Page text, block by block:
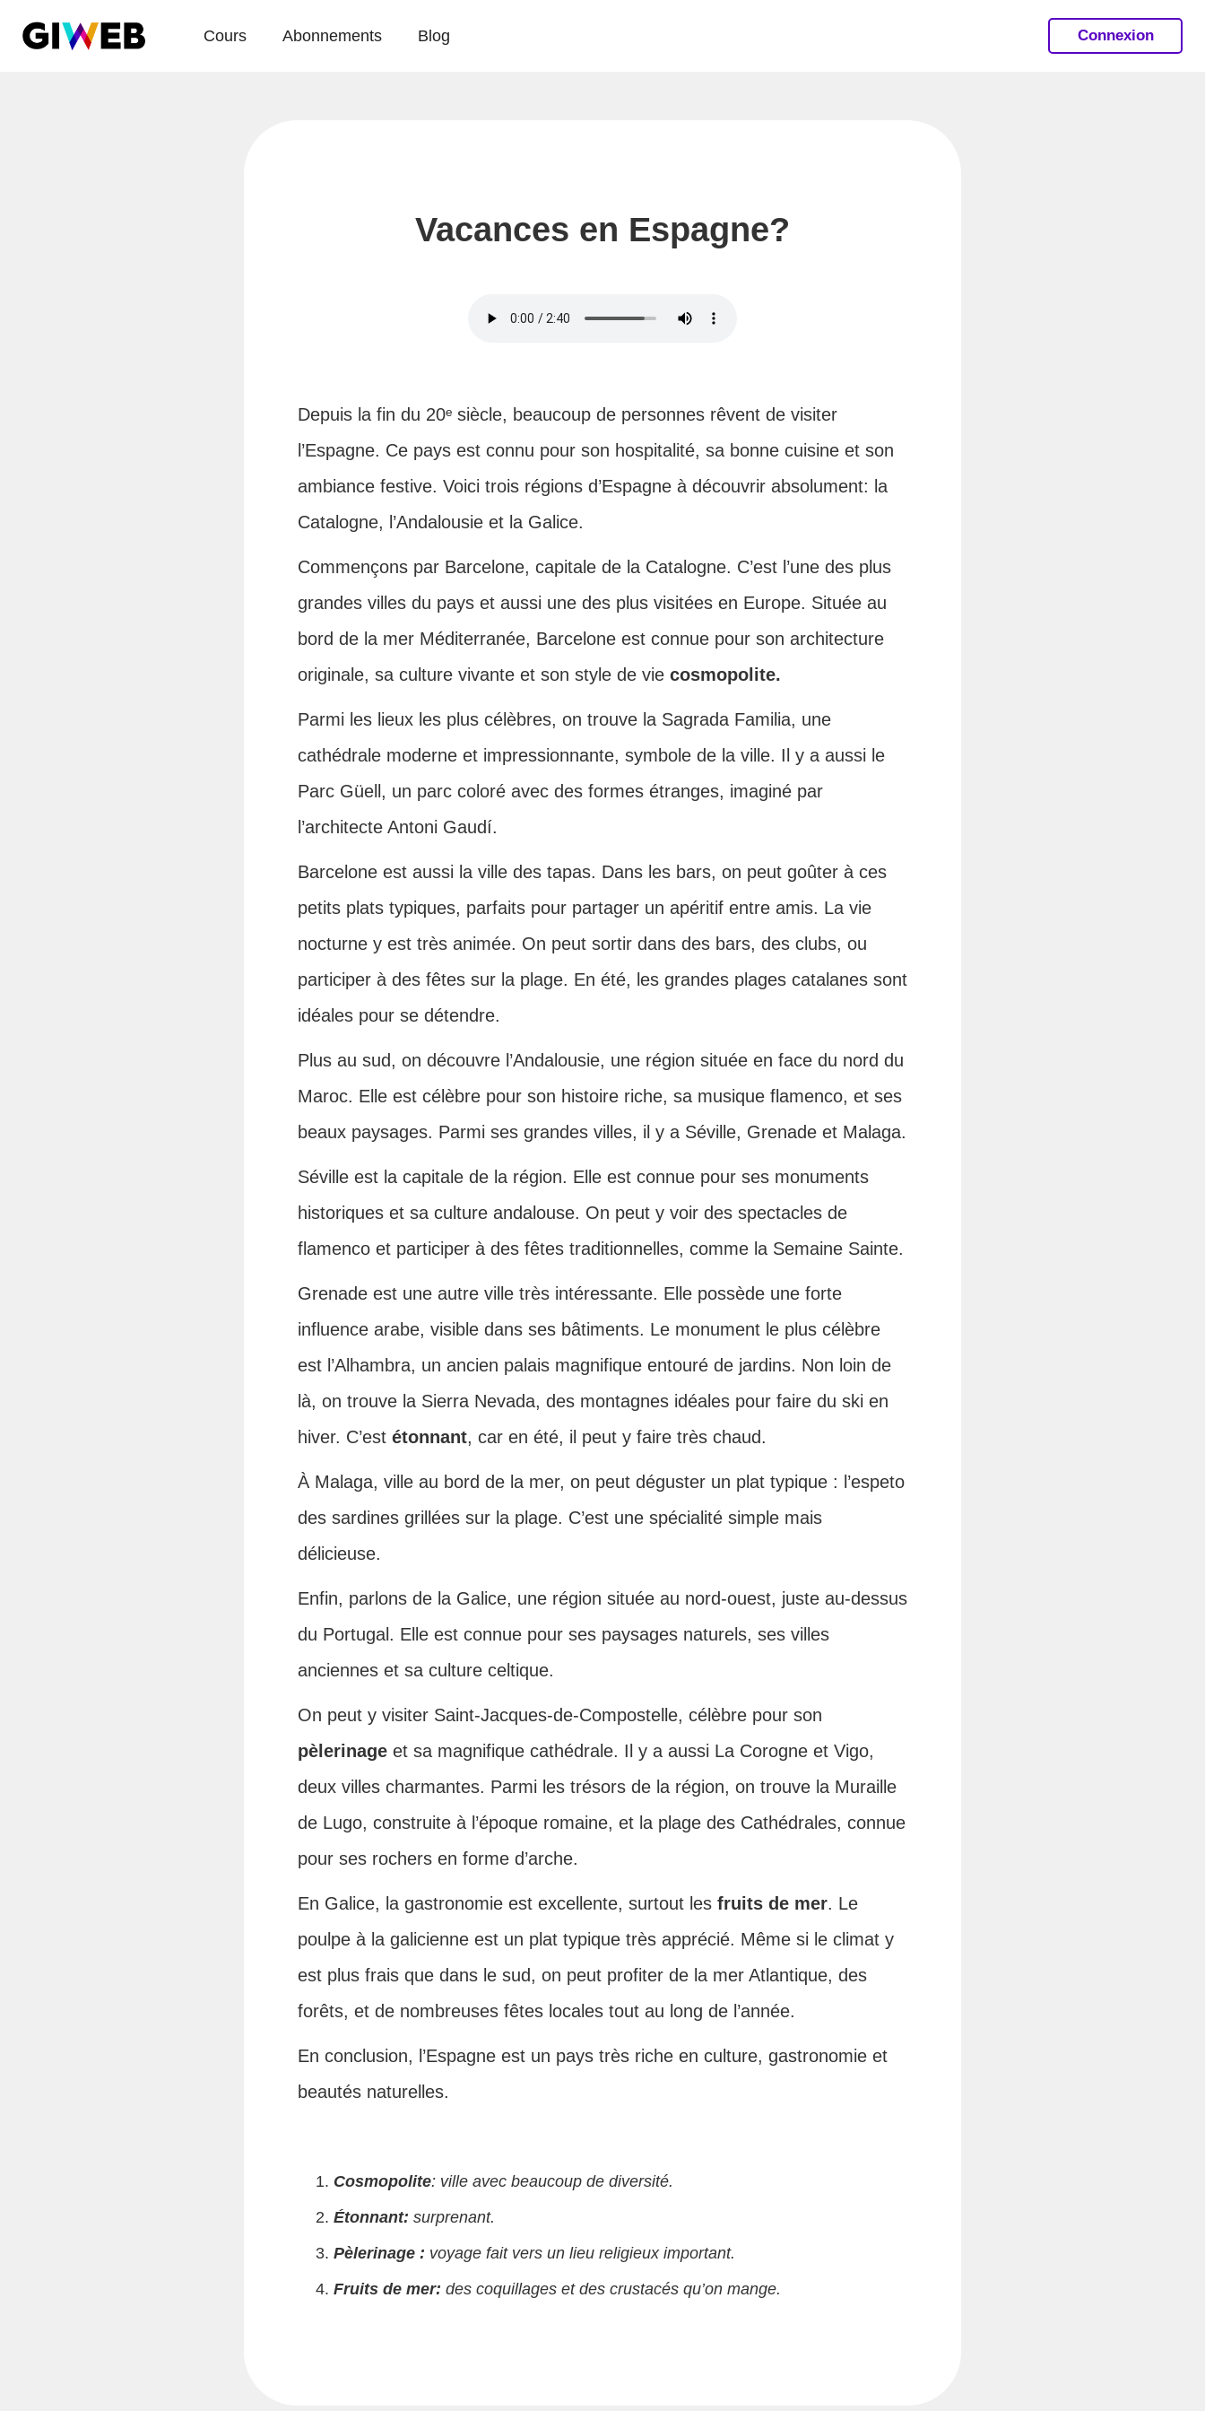
Cours Abonnements Blog Connexion
Vacances en Espagne?
Depuis la fin du 20ᵉ siècle, beaucoup de personnes rêvent de visiter
l’Espagne. Ce pays est connu pour son hospitalité, sa bonne cuisine et son
ambiance festive. Voici trois régions d’Espagne à découvrir absolument: la
Catalogne, l’Andalousie et la Galice.
Commençons par Barcelone, capitale de la Catalogne. C’est l’une des plus
grandes villes du pays et aussi une des plus visitées en Europe. Située au
bord de la mer Méditerranée, Barcelone est connue pour son architecture
originale, sa culture vivante et son style de vie cosmopolite.
Parmi les lieux les plus célèbres, on trouve la Sagrada Familia, une
cathédrale moderne et impressionnante, symbole de la ville. Il y a aussi le
Parc Güell, un parc coloré avec des formes étranges, imaginé par
l’architecte Antoni Gaudí.
Barcelone est aussi la ville des tapas. Dans les bars, on peut goûter à ces
petits plats typiques, parfaits pour partager un apéritif entre amis. La vie
nocturne y est très animée. On peut sortir dans des bars, des clubs, ou
participer à des fêtes sur la plage. En été, les grandes plages catalanes sont
idéales pour se détendre.
Plus au sud, on découvre l’Andalousie, une région située en face du nord du
Maroc. Elle est célèbre pour son histoire riche, sa musique flamenco, et ses
beaux paysages. Parmi ses grandes villes, il y a Séville, Grenade et Malaga.
Séville est la capitale de la région. Elle est connue pour ses monuments
historiques et sa culture andalouse. On peut y voir des spectacles de
flamenco et participer à des fêtes traditionnelles, comme la Semaine Sainte.
Grenade est une autre ville très intéressante. Elle possède une forte
influence arabe, visible dans ses bâtiments. Le monument le plus célèbre
est l’Alhambra, un ancien palais magnifique entouré de jardins. Non loin de
là, on trouve la Sierra Nevada, des montagnes idéales pour faire du ski en
hiver. C’est étonnant, car en été, il peut y faire très chaud.
À Malaga, ville au bord de la mer, on peut déguster un plat typique : l’espeto
des sardines grillées sur la plage. C’est une spécialité simple mais
délicieuse.
Enfin, parlons de la Galice, une région située au nord-ouest, juste au-dessus
du Portugal. Elle est connue pour ses paysages naturels, ses villes
anciennes et sa culture celtique.
On peut y visiter Saint-Jacques-de-Compostelle, célèbre pour son
pèlerinage et sa magnifique cathédrale. Il y a aussi La Corogne et Vigo,
deux villes charmantes. Parmi les trésors de la région, on trouve la Muraille
de Lugo, construite à l’époque romaine, et la plage des Cathédrales, connue
pour ses rochers en forme d’arche.
En Galice, la gastronomie est excellente, surtout les fruits de mer. Le
poulpe à la galicienne est un plat typique très apprécié. Même si le climat y
est plus frais que dans le sud, on peut profiter de la mer Atlantique, des
forêts, et de nombreuses fêtes locales tout au long de l’année.
En conclusion, l’Espagne est un pays très riche en culture, gastronomie et
beautés naturelles.
Cosmopolite: ville avec beaucoup de diversité.
Étonnant: surprenant.
Pèlerinage : voyage fait vers un lieu religieux important.
Fruits de mer: des coquillages et des crustacés qu’on mange.